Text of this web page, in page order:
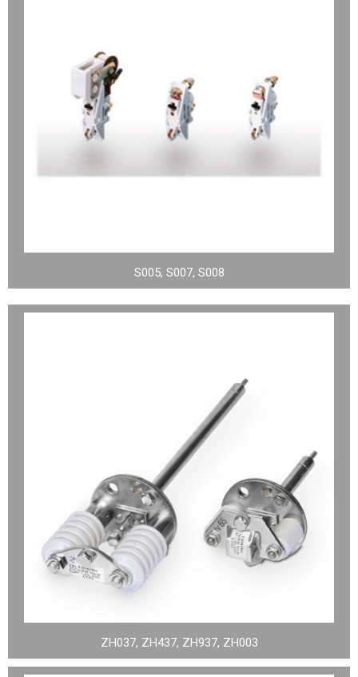
S005, S007, S008
ZH037, ZH437, ZH937, ZH003